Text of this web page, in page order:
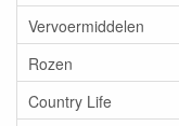
Vervoermiddelen
Rozen
Country Life